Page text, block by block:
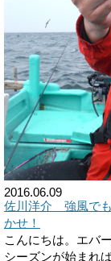
2016.06.09
佐川洋介 強風でも
かせ！
こんにちは。エバ
シーズンが始まれ